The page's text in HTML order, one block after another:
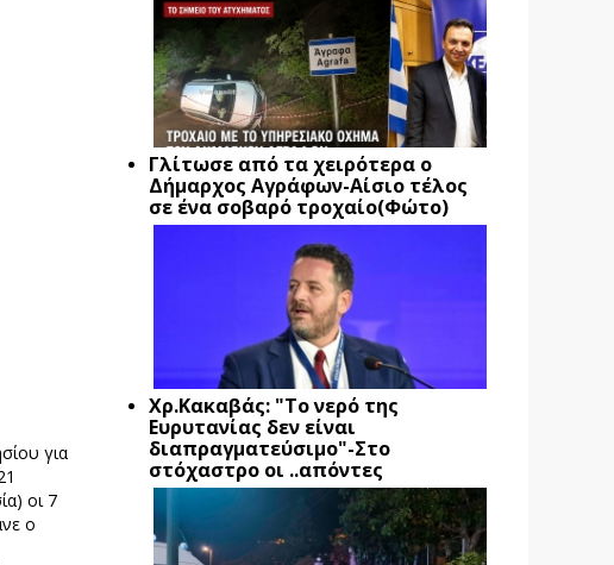
για
οι 7
ο
Γλίτωσε από τα χειρότερα ο
Δήμαρχος Αγράφων-Αίσιο τέλος
σε ένα σοβαρό τροχαίο(Φώτο)
Xρ.Κακαβάς: "Το νερό της
Ευρυτανίας δεν είναι
διαπραγματεύσιμο"-Στο
στόχαστρο οι ..απόντες